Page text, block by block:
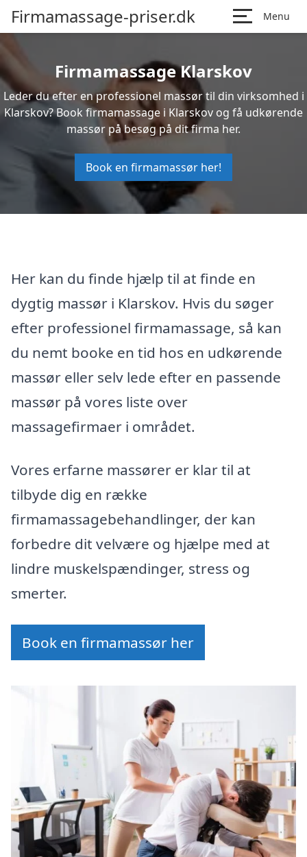
Firmamassage-priser.dk Menu
Firmamassage Klarskov
Leder du efter en professionel massør til din virksomhed i
Klarskov? Book firmamassage i Klarskov og få udkørende
massør på besøg på dit firma her.
Book en firmamassør her!
Her kan du finde hjælp til at finde en
dygtig massør i Klarskov. Hvis du søger
efter professionel firmamassage, så kan
du nemt booke en tid hos en udkørende
massør eller selv lede efter en passende
massør på vores liste over
massagefirmaer i området.
Vores erfarne massører er klar til at
tilbyde dig en række
firmamassagebehandlinger, der kan
forbedre dit velvære og hjælpe med at
lindre muskelspændinger, stress og
smerter.
Book en firmamassør her